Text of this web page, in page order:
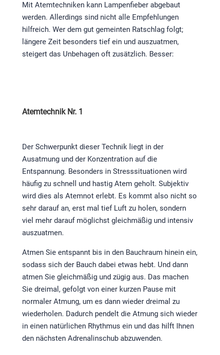
Mit Atemtechniken kann Lampenfieber abgebaut
werden. Allerdings sind nicht alle Empfehlungen
hilfreich. Wer dem gut gemeinten Ratschlag folgt;
längere Zeit besonders tief ein und auszuatmen,
steigert das Unbehagen oft zusätzlich. Besser:
Atemtechnik Nr. 1
Der Schwerpunkt dieser Technik liegt in der
Ausatmung und der Konzentration auf die
Entspannung. Besonders in Stresssituationen wird
häufig zu schnell und hastig Atem geholt. Subjektiv
wird dies als Atemnot erlebt. Es kommt also nicht so
sehr darauf an, erst mal tief Luft zu holen, sondern
viel mehr darauf möglichst gleichmäßig und intensiv
auszuatmen.
Atmen Sie entspannt bis in den Bauchraum hinein ein,
sodass sich der Bauch dabei etwas hebt. Und dann
atmen Sie gleichmäßig und zügig aus. Das machen
Sie dreimal, gefolgt von einer kurzen Pause mit
normaler Atmung, um es dann wieder dreimal zu
wiederholen. Dadurch pendelt die Atmung sich wieder
in einen natürlichen Rhythmus ein und das hilft Ihnen
den nächsten Adrenalinschub abzuwenden.